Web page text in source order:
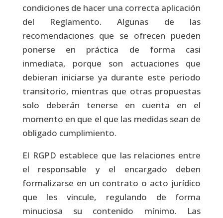
condiciones de hacer una correcta aplicación
del Reglamento. Algunas de las
recomendaciones que se ofrecen pueden
ponerse en práctica de forma casi
inmediata, porque son actuaciones que
debieran iniciarse ya durante este periodo
transitorio, mientras que otras propuestas
solo deberán tenerse en cuenta en el
momento en que el que las medidas sean de
obligado cumplimiento.
El RGPD establece que las relaciones entre
el responsable y el encargado deben
formalizarse en un contrato o acto jurídico
que les vincule, regulando de forma
minuciosa su contenido mínimo. Las